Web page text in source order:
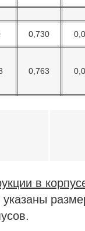
0,730
0,763
в